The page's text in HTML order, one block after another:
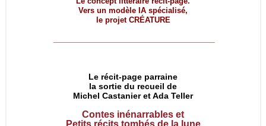
Vers un modèle IA spécialisé,
le projet CRÉATURE
Le récit-page parraine
la sortie du recueil de
Michel Castanier et Ada Teller
Contes inénarrables et
Petits récits tombés de la lune